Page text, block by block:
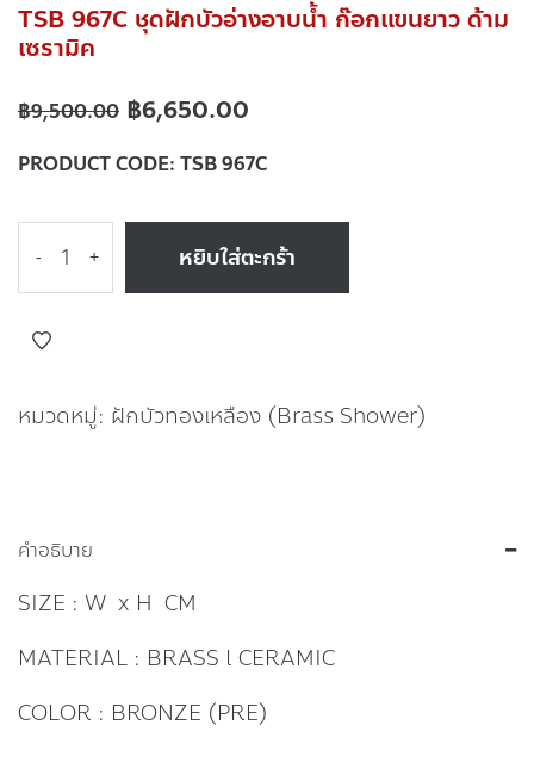
TSB 967C ชุดฝักบัวอ่างอาบน้ำ ก๊อกแขนยาว ด้าม
เซรามิค
฿9,500.00 ฿6,650.00
PRODUCT CODE: TSB 967C
- + หยิบใส่ตะกร้า
หมวดหมู่: ฝักบัวทองเหลือง (Brass Shower)
คำอธิบาย
SIZE : W x H CM
MATERIAL : BRASS l CERAMIC
COLOR : BRONZE (PRE)